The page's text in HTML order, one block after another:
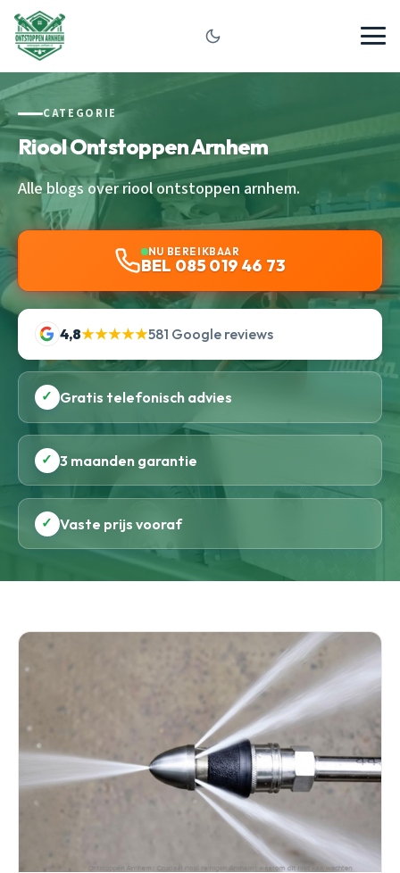
CATEGORIE
Riool Ontstoppen Arnhem
Alle blogs over riool ontstoppen arnhem.
NU BEREIKBAAR
BEL 085 019 46 73
4,8★★★★★581 Google reviews
✓ Gratis telefonisch advies
✓ 3 maanden garantie
✓ Vaste prijs vooraf